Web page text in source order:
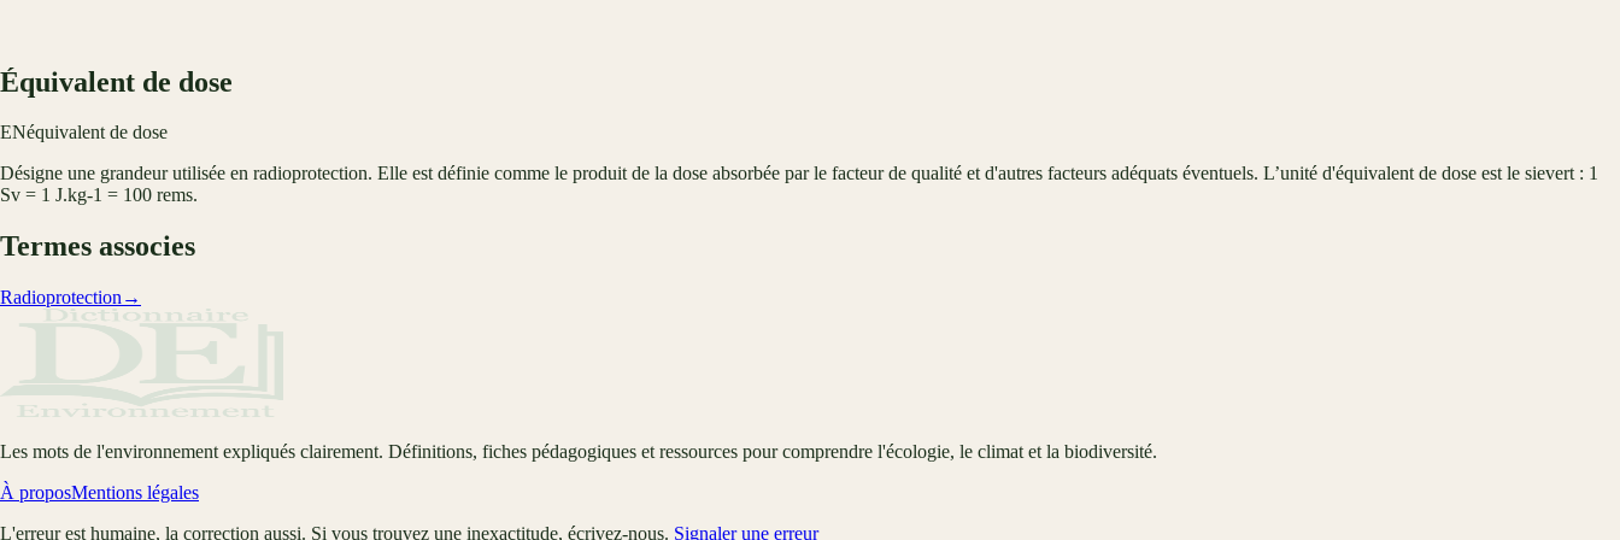
Équivalent de dose
ENéquivalent de dose
Désigne une grandeur utilisée en radioprotection. Elle est définie comme le produit de la dose absorbée par le facteur de qualité et d'autres facteurs adéquats éventuels. L’unité d'équivalent de dose est le sievert : 1
Sv = 1 J.kg-1 = 100 rems.
Termes associes
Radioprotection →
Les mots de l'environnement expliqués clairement. Définitions, fiches pédagogiques et ressources pour comprendre l'écologie, le climat et la biodiversité.
À proposMentions légales
L'erreur est humaine, la correction aussi. Si vous trouvez une inexactitude, écrivez-nous. Signaler une erreur